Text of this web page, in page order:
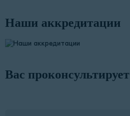
Наши аккредитации
Вас проконсультирует